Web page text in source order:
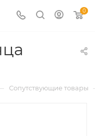
0
Сопутствующие товары